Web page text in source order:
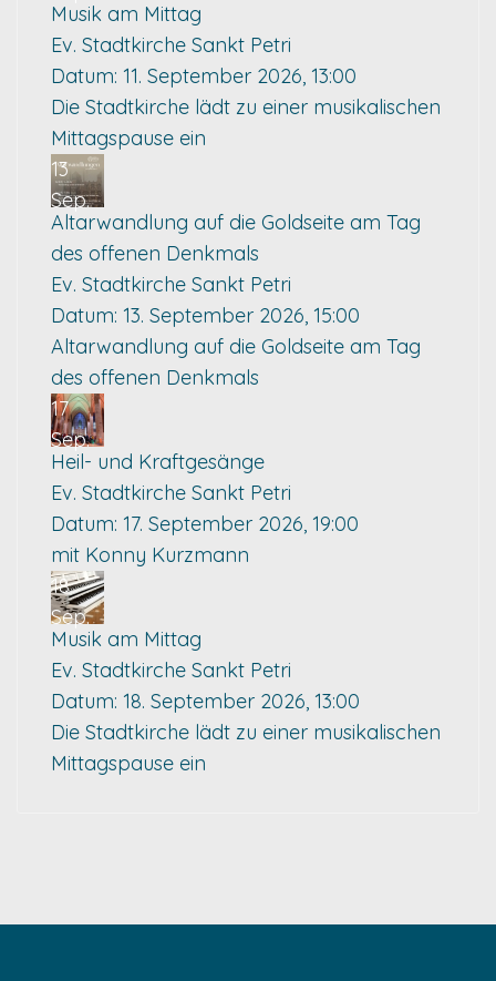
Musik am Mittag
Ev. Stadtkirche Sankt Petri
Datum: 11. September 2026, 13:00
Die Stadtkirche lädt zu einer musikalischen
Mittagspause ein
13
Sep.
Altarwandlung auf die Goldseite am Tag
des offenen Denkmals
Ev. Stadtkirche Sankt Petri
Datum: 13. September 2026, 15:00
Altarwandlung auf die Goldseite am Tag
des offenen Denkmals
17
Sep.
Heil- und Kraftgesänge
Ev. Stadtkirche Sankt Petri
Datum: 17. September 2026, 19:00
mit Konny Kurzmann
18
Sep.
Musik am Mittag
Ev. Stadtkirche Sankt Petri
Datum: 18. September 2026, 13:00
Die Stadtkirche lädt zu einer musikalischen
Mittagspause ein